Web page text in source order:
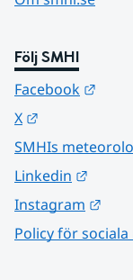
Följ SMHI
Facebook
X
SMHIs
Linkedin
Instagram
Policy för